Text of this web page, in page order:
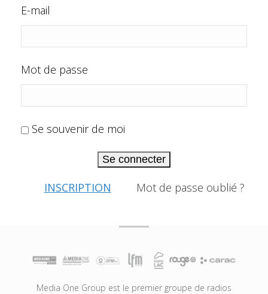
E-mail
Mot de passe
Se souvenir de moi
Se connecter
INSCRIPTION Mot de passe oublié ?
Media One Group est le premier groupe de radios